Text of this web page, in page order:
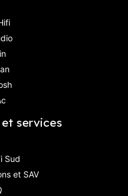
services
Sud
et SAV